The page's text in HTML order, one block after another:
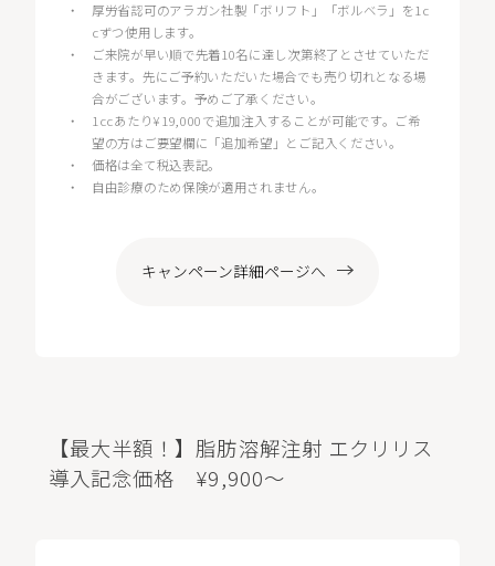
・ 厚労省認可のアラガン社製「ボリフト」「ボルベラ」を1c
cずつ使用します。
・
ご来院が早い順で先着10名に達し次第終了とさせていただ
きます。先にご予約いただいた場合でも売り切れとなる場
合がございます。予めご了承ください。
・ 1ccあたり¥19,000で追加注入することが可能です。ご希
望の方はご要望欄に「追加希望」とご記入ください。
・価格は全て税込表記。
・
自由診療のため保険が適用されません。
キャンペーン詳細ページへ
【最大半額！】脂肪溶解注射 エクリリス
導入記念価格 ¥9,900～